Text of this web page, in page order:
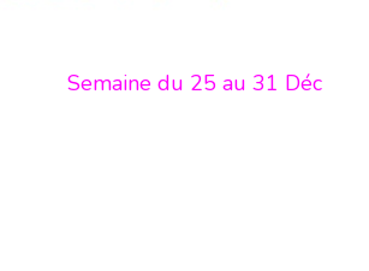
du 25 au 31 Déc